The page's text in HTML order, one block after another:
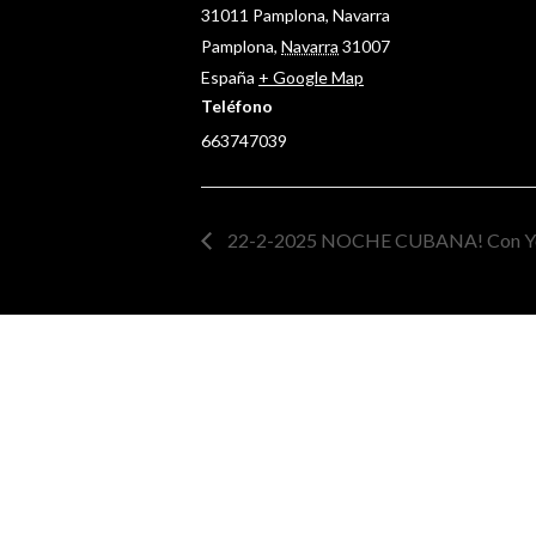
31011 Pamplona, Navarra
Pamplona, Navarra 31007
España + Google Map
Teléfono
663747039
22-2-2025 NOCHE CUBANA! Con